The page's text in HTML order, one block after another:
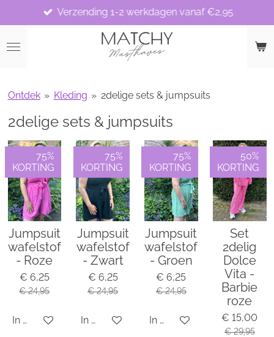
direct
naar
Verzending 1-2 werkdagen vanaf €2,95
Ontdek » Kleding » 2delige sets & jumpsuits
2delige sets & jumpsuits
75%
KORTING
Jumpsuit
wafelstof
- Roze
€ 6,25
€ 24,95
In winkelwagen
75%
KORTING
Jumpsuit
wafelstof
- Zwart
€ 6,25
€ 24,95
In winkelwagen
75%
KORTING
Jumpsuit
wafelstof
- Groen
€ 6,25
€ 24,95
In winkelwagen
50%
KORTING
Set
2delig
Dolce
Vita -
Barbie
roze
€ 15,00
€ 29,95